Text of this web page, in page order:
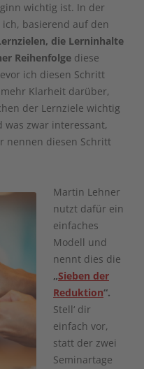
wichtig ist. In der
basierend auf den
die Lerninhalte
Reihenfolge diese
ich diesen Schritt
Klarheit darüber,
der Lernziele wichtig
zwar interessant,
nennen diesen Schritt
Martin Lehner
nutzt dafür ein
einfaches
Modell und
nennt dies die
„Sieben der
Reduktion“.
Stell‘ dir
einfach vor,
statt der zwei
Seminartage